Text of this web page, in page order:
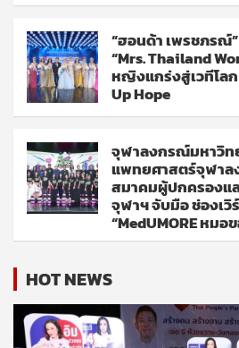
“ฮอนด้า เพรชภรณ์
“Mrs. Thailand
หญิงแกร่งสู่เวทีโล
Up Hope
จุฬาลงกรณ์มหาวิท
แพทยศาสตร์จุฬาล
สมาคมผู้ปกครองแ
จุฬาฯ จับมือ ช่องเ
“MedUMORE หมอ
HOT NEWS